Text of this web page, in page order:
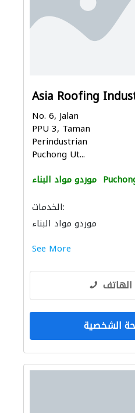
Asia Roofing
No. 6, Jalan
PPU 3, Taman
Perindustrian
Puchong Ut...
موردو مواد البناء
الخدمات:
موردو مواد البناء
See More
الشخصية